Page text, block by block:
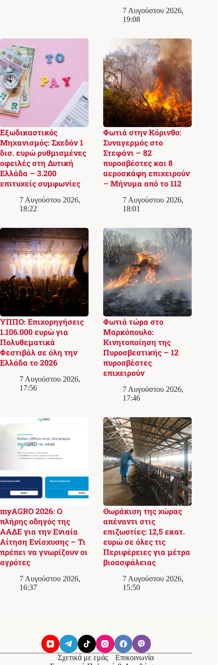
7 Αυγούστου 2026,
19:08
Εξωδικαστικός
Μηχανισμός: Σχεδόν 1
δισ. ευρώ ρυθμισμένες
οφειλές στη Δυτική
Ελλάδα – 3.200
επιτυχείς συμφωνίες
7 Αυγούστου 2026,
18:22
Φωτιά στην Κόρινθο:
Συναγερμός στο
Στεφάνι – 82
πυροσβέστες και 8
αεροσκάφη επιχειρούν
– Μήνυμα από το 112
7 Αυγούστου 2026,
18:01
ΥΠΠΟ: Επιχορηγήσεις
1.106.000 ευρώ για
Πολυθεματικά
Φεστιβάλ σε όλη την
Ελλάδα το 2026
7 Αυγούστου 2026,
17:56
Φωτιά τώρα στο
Μαρκόπουλο:
Κινητοποίηση της
Πυροσβεστικής – 12
πυροσβέστες
επιχειρούν
7 Αυγούστου 2026,
17:46
myAGRO 2026: Ο
πλήρης οδηγός της
ΑΑΔΕ για την Ενιαία
Αίτηση Ενίσχυσης – Τι
πρέπει να γνωρίζουν οι
αγρότες
7 Αυγούστου 2026,
16:37
Θωράκιση της χώρας
απέναντι στις
επιζωοτίες: 12,5 εκατ.
ευρώ σε όλες τις
Περιφέρειες για μέτρα
βιοασφάλειας
7 Αυγούστου 2026,
15:50
Σχετικά με εμάς
Επικοινωνία